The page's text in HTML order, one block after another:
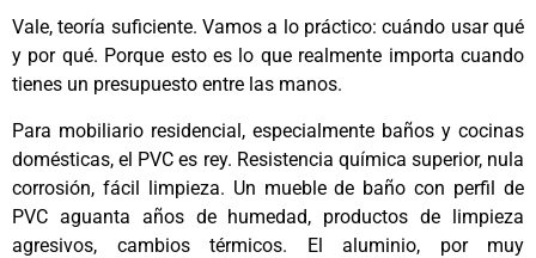
Vale, teoría suficiente. Vamos a lo práctico: cuándo usar qué
y por qué. Porque esto es lo que realmente importa cuando
tienes un presupuesto entre las manos.
Para mobiliario residencial, especialmente baños y cocinas
domésticas, el PVC es rey. Resistencia química superior, nula
corrosión, fácil limpieza. Un mueble de baño con perfil de
PVC aguanta años de humedad, productos de limpieza
agresivos, cambios térmicos. El aluminio, por muy